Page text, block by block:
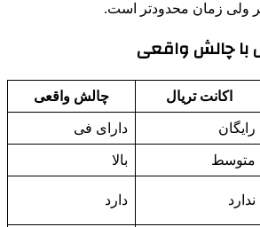
ولی زمان محدودتر است.
با چالش واقعی
اکانت تریال چالش واقعی
رایگان دارای فی
متوسط بالا
ندارد دارد